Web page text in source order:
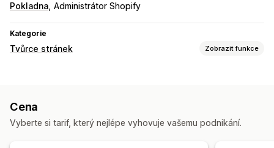
Pokladna Administrátor Shopify
Kategorie
Tvůrce stránek Zobrazit funkce
Stránky O nás
Cena
Vyberte si tarif, který nejlépe vyhovuje vašemu podnikání.